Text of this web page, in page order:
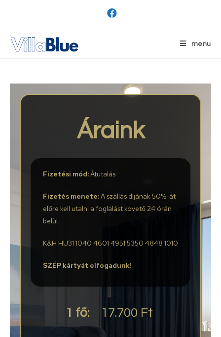
menu
Áraink
Fizetési mód:Átutalás
Fizetés menete:A szállás díjának 50%-át
előre kell utalni a foglalást követő 24 órán
belül.
K&H HU31 1040 4601 4951 5350 4848 1010
SZÉP kártyát elfogadunk!
1 fő: 17.700 Ft